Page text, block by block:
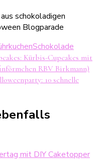
Schokolade
Kürbis-Cupcakes mit
RBV Birkmann)
10 schnelle